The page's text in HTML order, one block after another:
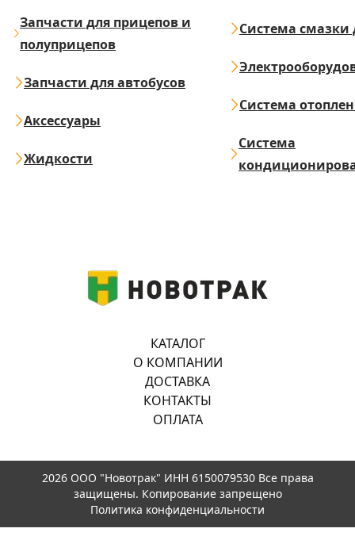
Запчасти для прицепов и
полуприцепов
Запчасти для автобусов
Аксессуары
Жидкости
Система смазки
Система
Система
КАТАЛОГ
О КОМПАНИИ
ДОСТАВКА
КОНТАКТЫ
ОПЛАТА
2026 ООО "Новотрак" ИНН 6150079530 Все права
защищены. Копирование запрещено
Политика конфиденциальности